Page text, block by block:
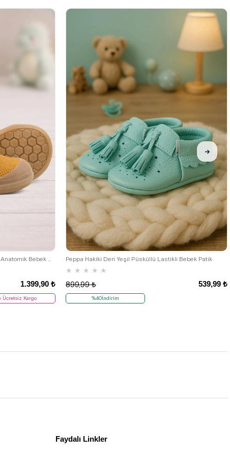
1.399,90 ₺
Ücretsiz Kargo
Peppa Hakiki Deri Yeşil Püsküllü Lastikli Bebek Patik
★ ★ ★ ★ ★
539,99 ₺
899,99 ₺
%40İndirim
17 18 19 20 21
Faydalı Linkler